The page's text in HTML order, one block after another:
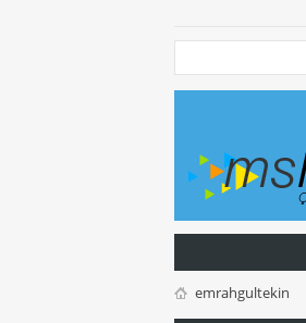
emrahgultekin